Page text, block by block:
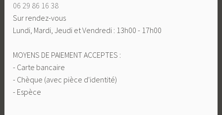
06 29 86 16 38
Sur rendez-vous
Lundi, Mardi, Jeudi et Vendredi : 13h00 - 17h00
MOYENS DE PAIEMENT ACCEPTES :
- Carte bancaire
- Chèque (avec pièce d'identité)
- Espèce